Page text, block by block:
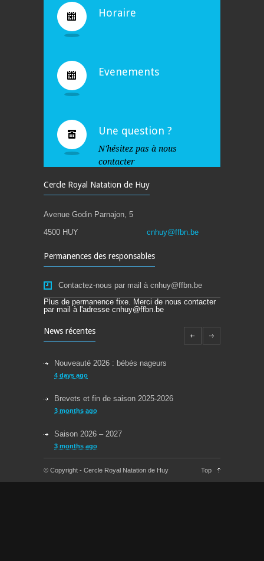
Horaire
Evenements
Une question ?
N'hésitez pas à nous
contacter
Cercle Royal Natation de Huy
Avenue Godin Parnajon, 5
4500 HUY
cnhuy@ffbn.be
Permanences des responsables
Contactez-nous par mail à cnhuy@ffbn.be
Plus de permanence fixe. Merci de nous contacter
par mail à l'adresse cnhuy@ffbn.be
News récentes
Nouveauté 2026 : bébés nageurs
4 days ago
Brevets et fin de saison 2025-2026
3 months ago
Saison 2026 – 2027
3 months ago
Reprise des cours la semaine du 08/09/2025
11 months ago
© Copyright - Cercle Royal Natation de Huy Top